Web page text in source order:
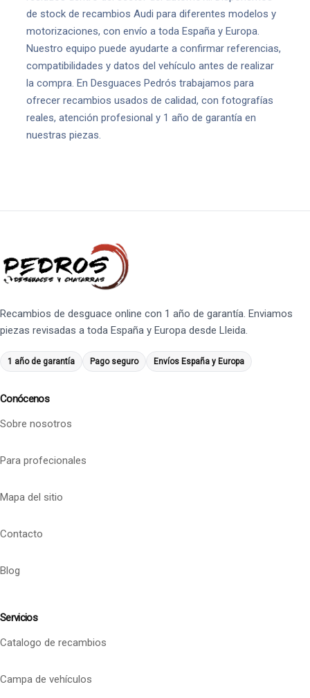
de stock de recambios Audi para diferentes modelos y
motorizaciones, con envío a toda España y Europa.
Nuestro equipo puede ayudarte a confirmar referencias,
compatibilidades y datos del vehículo antes de realizar
la compra. En Desguaces Pedrós trabajamos para
ofrecer recambios usados de calidad, con fotografías
reales, atención profesional y 1 año de garantía en
nuestras piezas.
Recambios de desguace online con 1 año de garantía. Enviamos
piezas revisadas a toda España y Europa desde Lleida.
1 año de garantía Pago seguro Envíos España y Europa
Conócenos
Sobre nosotros
Para profecionales
Mapa del sitio
Contacto
Blog
Servicios
Catalogo de recambios
Campa de vehículos